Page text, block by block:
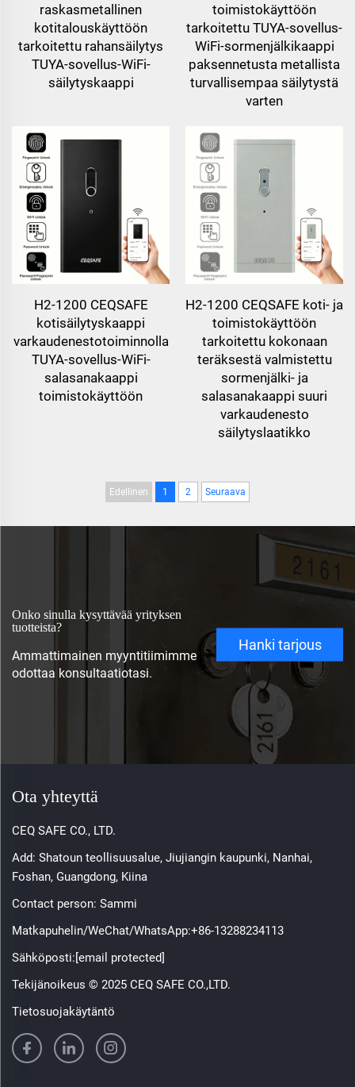
raskasmetallinen
kotitalouskäyttöön
tarkoitettu rahansäilytys
TUYA-sovellus-WiFi-
säilytyskaappi
toimistokäyttöön
tarkoitettu TUYA-sovellus-
WiFi-sormenjälkikaappi
paksennetusta metallista
turvallisempaa säilytystä
varten
H2-1200 CEQSAFE
kotisäilytyskaappi
varkaudenestotoiminnolla
TUYA-sovellus-WiFi-
salasanakaappi
toimistokäyttöön
H2-1200 CEQSAFE koti- ja
toimistokäyttöön
tarkoitettu kokonaan
teräksestä valmistettu
sormenjälki- ja
salasanakaappi suuri
varkaudenesto
säilytyslaatikko
Edellinen 1 2 Seuraava
Onko sinulla kysyttävää yrityksen
tuotteista?
Ammattimainen myyntitiimimme
odottaa konsultaatiotasi.
Hanki tarjous
Ota yhteyttä
CEQ SAFE CO., LTD.
Add: Shatoun teollisuusalue, Jiujiangin kaupunki, Nanhai,
Foshan, Guangdong, Kiina
Contact person: Sammi
Matkapuhelin/WeChat/WhatsApp:+86-13288234113
Sähköposti:[email protected]
Tekijänoikeus © 2025 CEQ SAFE CO.,LTD.
Tietosuojakäytäntö